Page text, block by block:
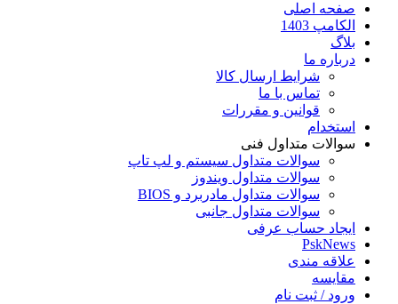
صفحه اصلی
الکامپ 1403
بلاگ
درباره ما
شرایط ارسال کالا
تماس با ما
قوانین و مقررات
استخدام
سوالات متداول فنی
سوالات متداول سیستم و لپ تاپ
سوالات متداول ویندوز
سوالات متداول مادربرد و BIOS
سوالات متداول جانبی
ایجاد حساب عرفی
PskNews
علاقه مندی
مقایسه
ورود / ثبت نام